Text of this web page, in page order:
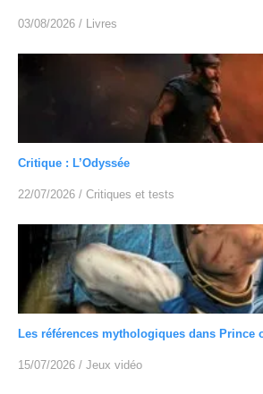
03/08/2026 / Livres
Critique : L’Odyssée
22/07/2026 / Critiques et tests
Les références mythologiques dans Prince
15/07/2026 / Jeux vidéo